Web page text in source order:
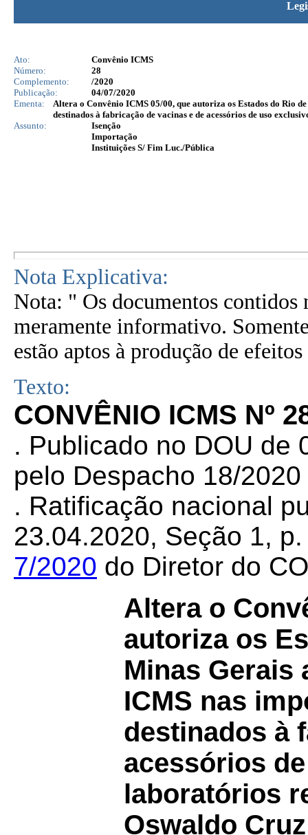
Ato:
Convênio ICMS
Número:
28
Complemento:
/2020
Publicação:
04/07/2020
Ementa:
Altera o Convênio ICMS 05/00, que autoriza os Estados do Rio
destinados à fabricação de vacinas e de acessórios de uso
Assunto:
Isenção
Importação
Instituições S/ Fim Luc./Pública
Nota Explicativa:
Nota: " Os documentos contidos
meramente informativo.
estão aptos à produção de
Texto:
CONVÊNIO ICMS Nº
. Publicado no DOU de
pelo Despacho 18/
. Ratificação nacional
23.04.2020, Seção 1,
7/2020 do Diretor do
Altera o
autoriza os
Minas Gerais
ICMS nas
destinados à
acessórios
laboratórios
Oswaldo